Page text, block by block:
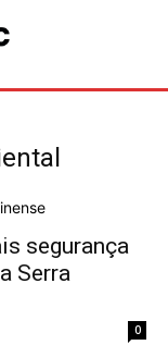
segurança
Serra
0